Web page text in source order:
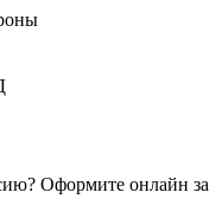
Оформите онлайн за